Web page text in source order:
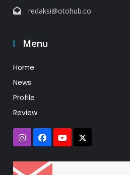
redaksi@otohub.co
Menu
Home
News
Profile
Review